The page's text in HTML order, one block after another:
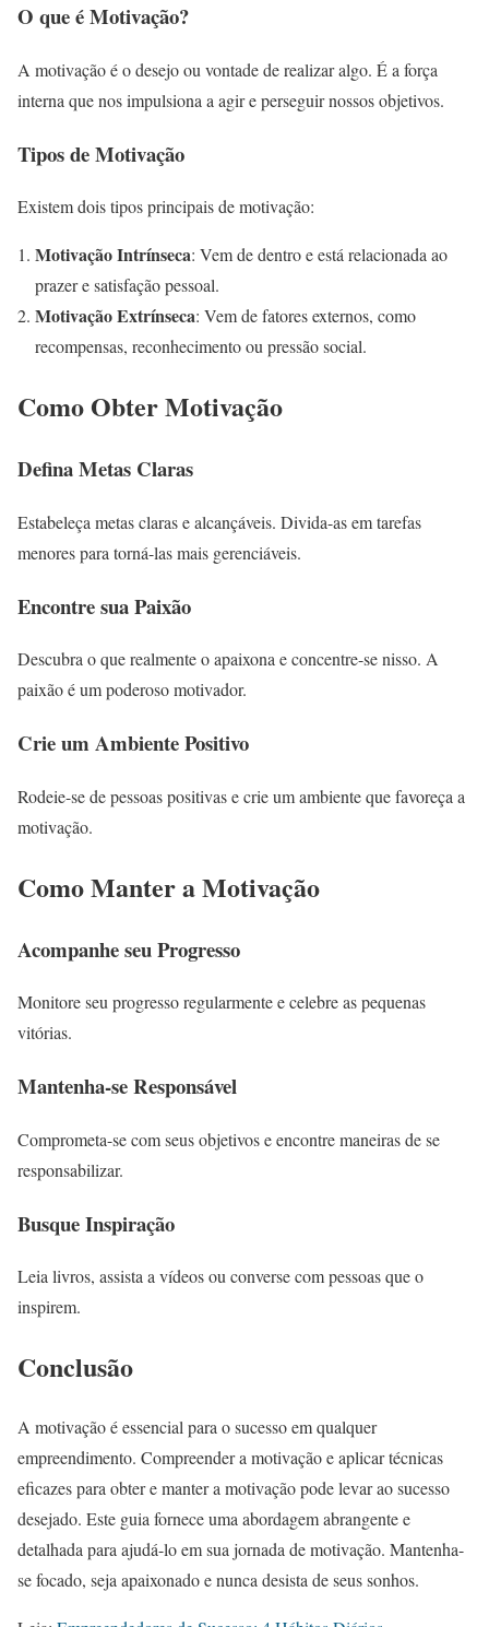
O que é Motivação?
A motivação é o desejo ou vontade de realizar algo. É a força
interna que nos impulsiona a agir e perseguir nossos objetivos.
Tipos de Motivação
Existem dois tipos principais de motivação:
Motivação Intrínseca: Vem de dentro e está relacionada ao
prazer e satisfação pessoal.
Motivação Extrínseca: Vem de fatores externos, como
recompensas, reconhecimento ou pressão social.
Como Obter Motivação
Defina Metas Claras
Estabeleça metas claras e alcançáveis. Divida-as em tarefas
menores para torná-las mais gerenciáveis.
Encontre sua Paixão
Descubra o que realmente o apaixona e concentre-se nisso. A
paixão é um poderoso motivador.
Crie um Ambiente Positivo
Rodeie-se de pessoas positivas e crie um ambiente que favoreça a
motivação.
Como Manter a Motivação
Acompanhe seu Progresso
Monitore seu progresso regularmente e celebre as pequenas
vitórias.
Mantenha-se Responsável
Comprometa-se com seus objetivos e encontre maneiras de se
responsabilizar.
Busque Inspiração
Leia livros, assista a vídeos ou converse com pessoas que o
inspirem.
Conclusão
A motivação é essencial para o sucesso em qualquer
empreendimento. Compreender a motivação e aplicar técnicas
eficazes para obter e manter a motivação pode levar ao sucesso
desejado. Este guia fornece uma abordagem abrangente e
detalhada para ajudá-lo em sua jornada de motivação. Mantenha-
se focado, seja apaixonado e nunca desista de seus sonhos.